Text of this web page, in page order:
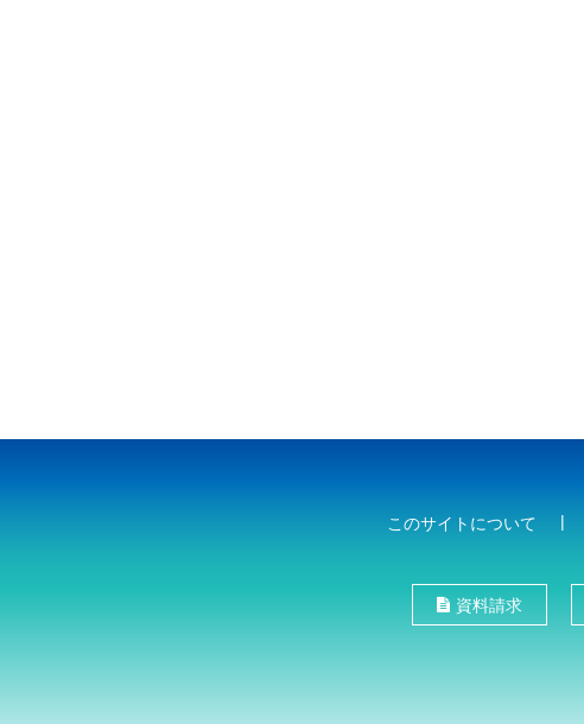
このサイトについて
資料請求